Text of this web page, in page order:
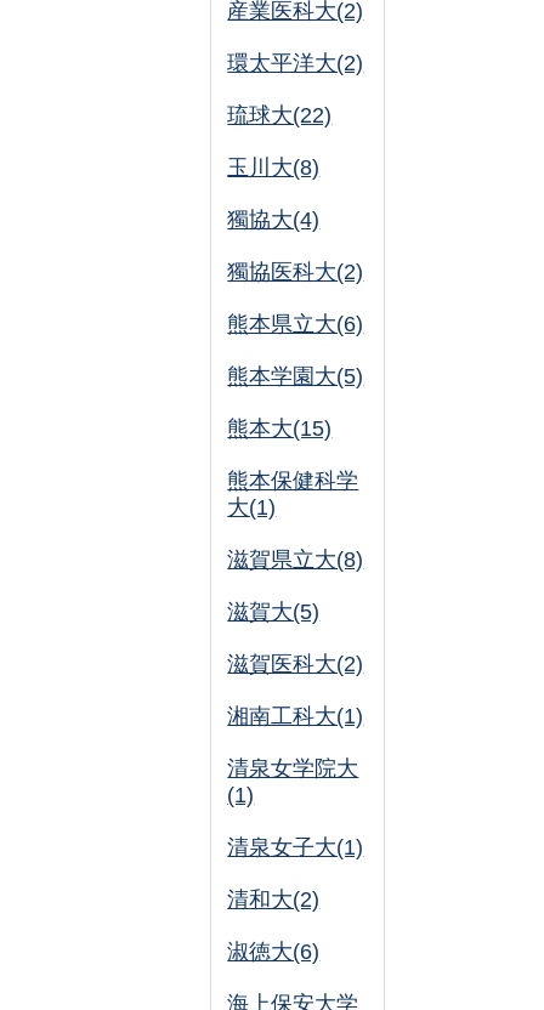
産業医科大(2)
環太平洋大(2)
琉球大(22)
玉川大(8)
獨協大(4)
獨協医科大(2)
熊本県立大(6)
熊本学園大(5)
熊本大(15)
熊本保健科学
大(1)
滋賀県立大(8)
滋賀大(5)
滋賀医科大(2)
湘南工科大(1)
清泉女学院大
(1)
清泉女子大(1)
清和大(2)
淑徳大(6)
海上保安大学